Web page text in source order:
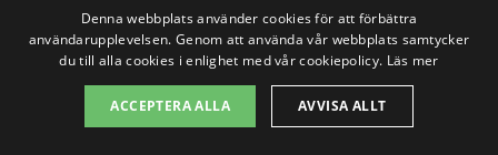
Norrköping
Linköping
Denna webbplats använder cookies för att förbättra
användarupplevelsen. Genom att använda vår webbplats samtycker
du till alla cookies i enlighet med vår cookiepolicy. Läs mer
ACCEPTERA ALLA AVVISA ALLT